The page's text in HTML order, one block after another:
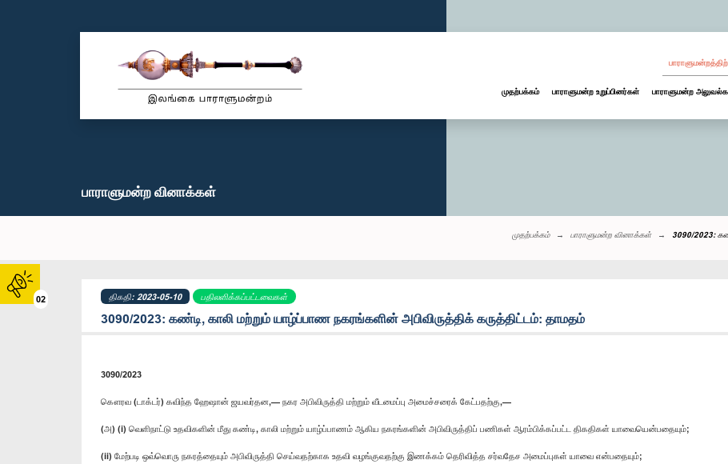
02
முதற்பக்கம் பாராளுமன்ற உறுப்பினர்கள் பாராளுமன்ற
பாராளுமன்ற வினாக்கள்
முதற்பக்கம் பாராளுமன்ற வினாக்கள் 3090/2023:
திகதி: 2023-05-10 பதிலளிக்கப்பட்டவைகள்
3090/2023: கண்டி, காலி மற்றும் யாழ்ப்பாண நகரங்களின் அபிவிருத்திக் கருத்திட்டம்: தாமதம்
3090/2023
கௌரவ (டாக்டர்) கவிந்த ஹேஷான் ஜயவர்தன,— நகர அபிவிருத்தி மற்றும் வீடமைப்பு அமைச்சரைக் கேட்பதற்கு,—
(அ) (i) வெளிநாட்டு உதவிகளின் மீது கண்டி, காலி மற்றும் யாழ்ப்பாணம் ஆகிய நகரங்களின் அபிவிருத்திப் பணிகள் ஆரம்பிக்கப்பட்ட திகதிகள் யாவையென்பதையும்;
(ii) மேற்படி ஒவ்வொரு நகரத்தையும் அபிவிருத்தி செய்வதற்காக உதவி வழங்குவதற்கு இணக்கம் தெரிவித்த சர்வதேச அமைப்புகள் யாவை என்பதையும்;